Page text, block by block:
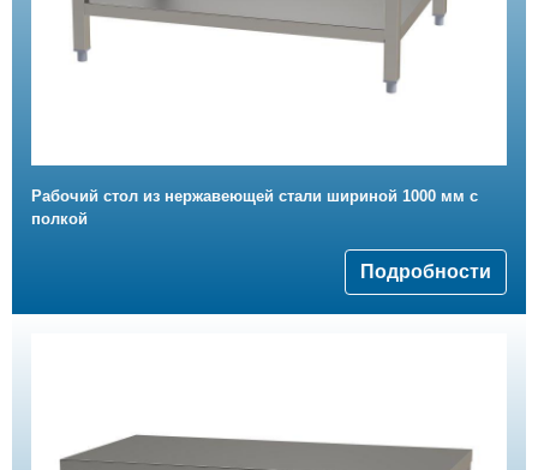
Рабочий стол из нержавеющей стали шириной 1000 мм с
полкой
Подробности